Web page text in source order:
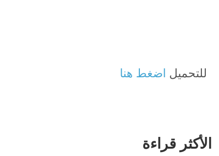
للتحميل اضغط هنا
الأكثر قراءة